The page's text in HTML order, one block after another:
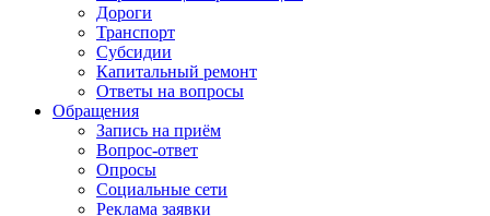
Дороги
Транспорт
Субсидии
Капитальный ремонт
Ответы на вопросы
Обращения
Запись на приём
Вопрос-ответ
Опросы
Социальные сети
Реклама заявки